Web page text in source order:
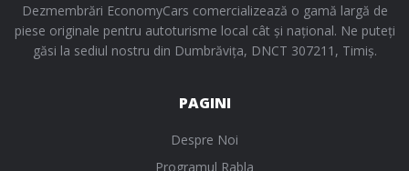
Dezmembrări EconomyCars comercializează o gamă largă de
piese originale pentru autoturisme local cât și național. Ne puteți
găsi la sediul nostru din Dumbrăvița, DNCT 307211, Timiș.
PAGINI
Despre Noi
Programul Rabla